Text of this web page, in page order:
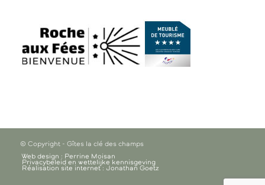
© Copyright - Gîtes la clé des champs
Web design : Perrine Moisan
Privacybeleid en wettelijke kennisgeving
Réalisation site internet : Jonathan Goetz